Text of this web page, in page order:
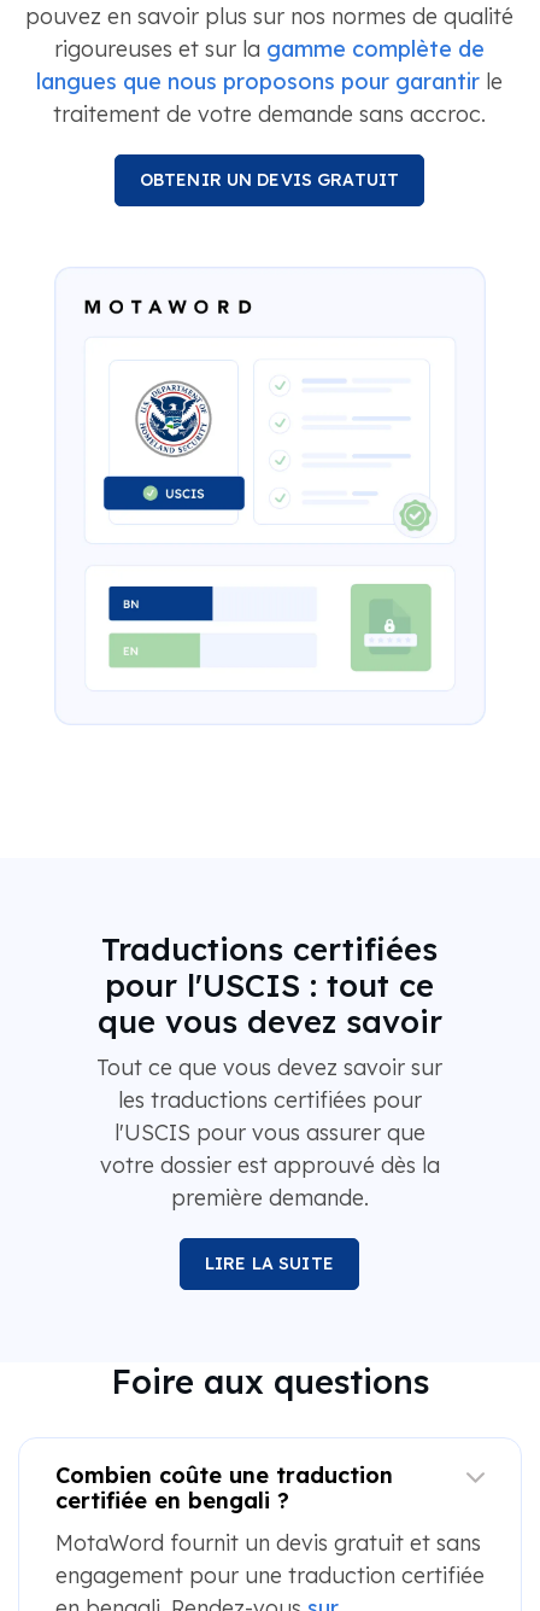
pouvez en savoir plus sur nos normes de qualité
rigoureuses et sur la gamme complète de
langues que nous proposons pour garantir le
traitement de votre demande sans accroc.
OBTENIR UN DEVIS GRATUIT
Traductions certifiées
pour l'USCIS : tout ce
que vous devez savoir
Tout ce que vous devez savoir sur
les traductions certifiées pour
l'USCIS pour vous assurer que
votre dossier est approuvé dès la
première demande.
LIRE LA SUITE
Foire aux questions
Combien coûte une traduction
certifiée en bengali ?
MotaWord fournit un devis gratuit et sans
engagement pour une traduction certifiée